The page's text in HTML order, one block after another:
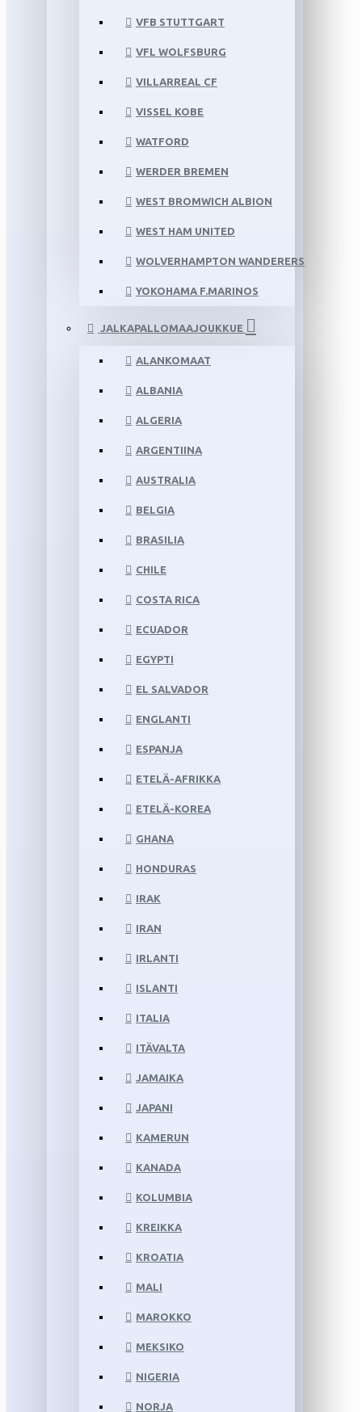
VFB STUTTGART
VFL WOLFSBURG
VILLARREAL CF
VISSEL KOBE
WATFORD
WERDER BREMEN
WEST BROMWICH ALBION
WEST HAM UNITED
WOLVERHAMPTON WANDERERS
YOKOHAMA F.MARINOS
JALKAPALLOMAAJOUKKUE
ALANKOMAAT
ALBANIA
ALGERIA
ARGENTIINA
AUSTRALIA
BELGIA
BRASILIA
CHILE
COSTA RICA
ECUADOR
EGYPTI
EL SALVADOR
ENGLANTI
ESPANJA
ETELÄ-AFRIKKA
ETELÄ-KOREA
GHANA
HONDURAS
IRAK
IRAN
IRLANTI
ISLANTI
ITALIA
ITÄVALTA
JAMAIKA
JAPANI
KAMERUN
KANADA
KOLUMBIA
KREIKKA
KROATIA
MALI
MAROKKO
MEKSIKO
NIGERIA
NORJA